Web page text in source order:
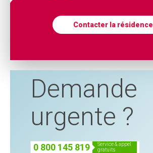
Contacter la résidence
Demande
urgente ?
0 800 145 819
service & appel
gratuits